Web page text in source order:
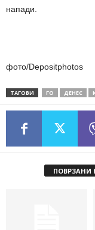
напади.
фото/Depositphotos
ТАГОВИ ГО ДЕНЕС
ПОВРЗАНИ